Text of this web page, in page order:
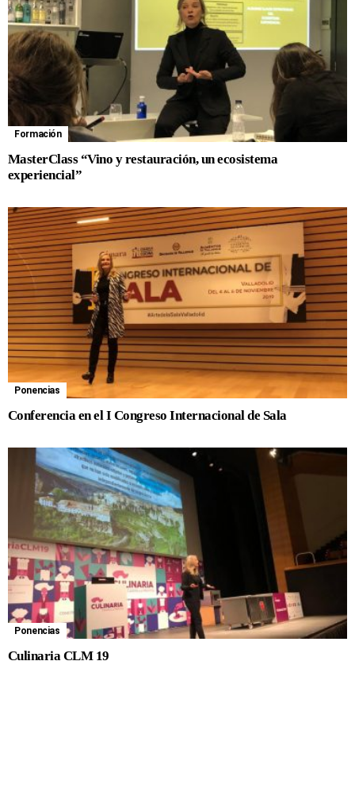
Formación
MasterClass “Vino y restauración, un ecosistema
experiencial”
Ponencias
Conferencia en el I Congreso Internacional de Sala
Ponencias
Culinaria CLM 19